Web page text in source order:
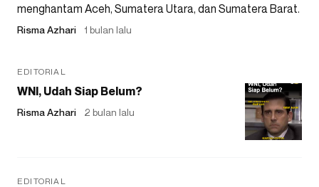
menghantam Aceh, Sumatera Utara, dan Sumatera Barat.
Risma Azhari 1 bulan lalu
EDITORIAL
WNI, Udah Siap Belum?
Risma Azhari 2 bulan lalu
EDITORIAL